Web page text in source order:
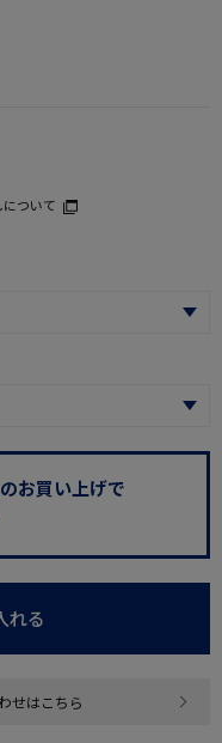
について
お買い上げで
れる
せはこちら